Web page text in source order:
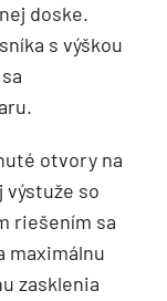
doske.
s výškou
otvory na
so
riešením sa
maximálnu
zasklenia